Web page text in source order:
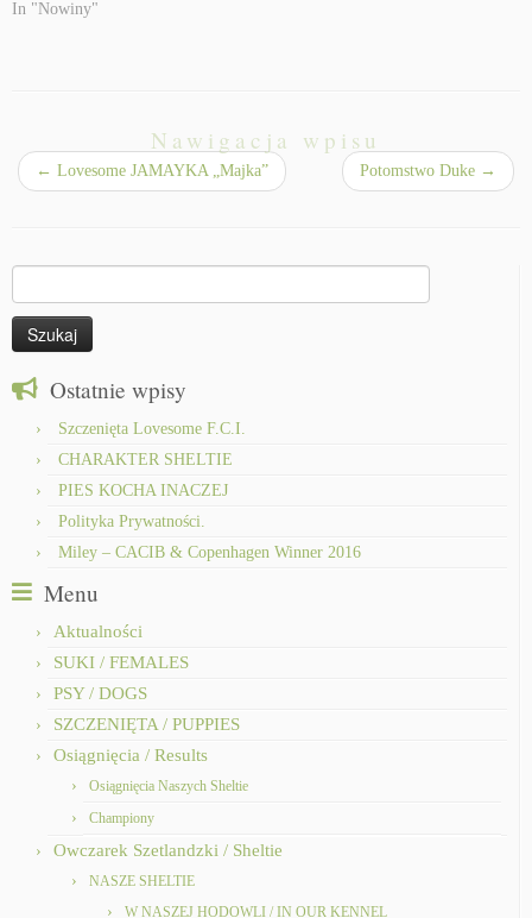
In "Nowiny"
Nawigacja wpisu
← Lovesome JAMAYKA „Majka” Potomstwo Duke →
Ostatnie wpisy
Szczenięta Lovesome F.C.I.
CHARAKTER SHELTIE
PIES KOCHA INACZEJ
Polityka Prywatności.
Miley – CACIB & Copenhagen Winner 2016
Menu
Aktualności
SUKI / FEMALES
PSY / DOGS
SZCZENIĘTA / PUPPIES
Osiągnięcia / Results
Osiągnięcia Naszych Sheltie
Championy
Owczarek Szetlandzki / Sheltie
NASZE SHELTIE
W NASZEJ HODOWLI / IN OUR KENNEL